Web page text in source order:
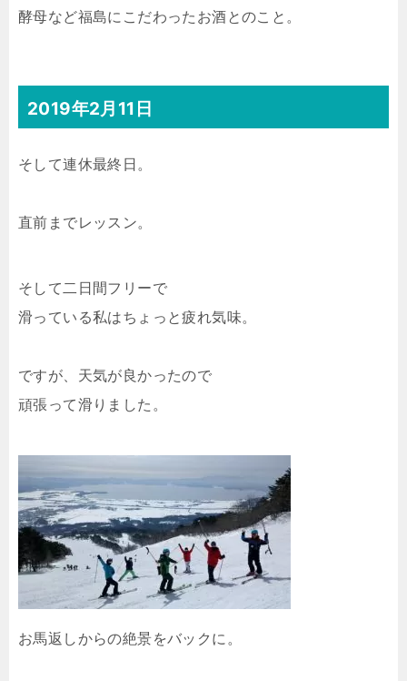
酵母など福島にこだわったお酒とのこと。
2019年2月11日
そして連休最終日。
直前までレッスン。
そして二日間フリーで
滑っている私はちょっと疲れ気味。
ですが、天気が良かったので
頑張って滑りました。
お馬返しからの絶景をバックに。